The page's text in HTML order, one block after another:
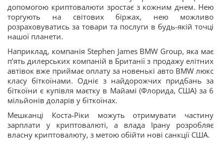
допомогою криптовалюти зростає з кожним днем. Нею
торгують на світових біржах, нею можливо
розраховуватись за товари та послуги в будь-якій точці
нашої планети.
Наприклад, компанія Stephen James BMW Group, яка має
п’ять дилерських компаній в Британії з продажу елітних
автівок вже приймає оплату за новенькі авто BMW люкс
класу біткоїнами. Одніє з найдорожчих придбань за
біткоїни є купівля маєтку в Майамі (Флорида, США) за 6
мільйонів доларів у біткоїнах.
Мешканці Коста-Ріки можуть отримувати частину
зарплати у криптовалюті, а влада Ірану розробляє
власну криптовалюту, з метою обійти нові санкції США.